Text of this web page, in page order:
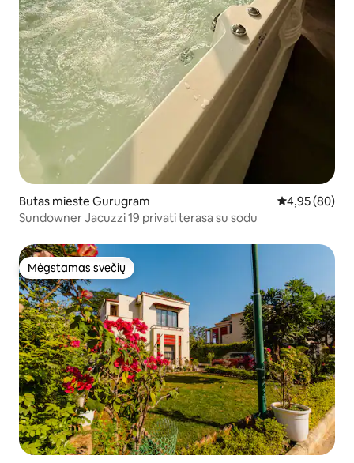
Butas mieste Gurugram Vidutinis
4,95 (80)
Sundowner Jacuzzi 19 privati terasa su sodu
Mėgstamas svečių
Mėgstamas svečių